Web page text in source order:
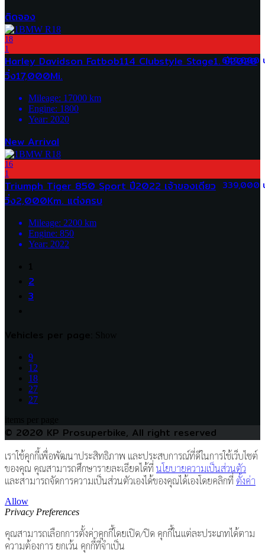
ติดจอง
18
1
649,000
Harley Davidson Fatbob114 Clubstyle Stage1. ปี2020
วิ่ง17,000Mi.
Mileage: 17000 km
Engine: 1800
Year: 2020
New Arrival
16
1
339,000
Triumph Tiger 850 Sport ปี2022 เจ้าของเดียว
วิ่ง2,000Km. แต่งครบ
Mileage: 2200 km
Engine: 850
Year: 2022
2
3
9
12
18
27
27
© 2020 KP Prosuperbike, All right reserved
เราใช้คุกกี้เพื่อพัฒนาประสิทธิภาพ และประสบการณ์ที่ดีในการใช้เว็บไซต์
ของคุณ คุณสามารถศึกษารายละเอียดได้ที่ นโยบายความเป็นส่วนตัว
และสามารถจัดการความเป็นส่วนตัวเองได้ของคุณได้เองโดยคลิกที่ ตั้งค่า
Allow
Privacy Preferences
คุณสามารถเลือกการตั้งค่าคุกกี้โดยเปิด/ปิด คุกกี้ในแต่ละประเภทได้ตาม
ความต้องการ ยกเว้น คุกกี้ที่จำเป็น